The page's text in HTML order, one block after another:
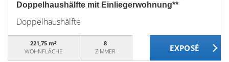
Doppelhaushälfte mit Einliegerwohnung**
Doppelhaushälfte
221,75 m²
WOHNFLÄCHE
8
ZIMMER